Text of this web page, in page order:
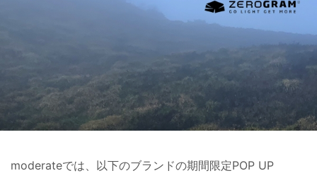
moderateでは、以下のブランドの期間限定POP UP